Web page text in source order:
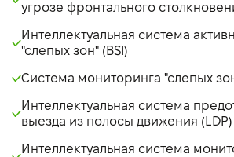
угрозе фронтального
Интеллектуальная система
"слепых зон" (BSI)
Система мониторинга "слепых
Интеллектуальная система
выезда из полосы движения (LDP)
Интеллектуальная система